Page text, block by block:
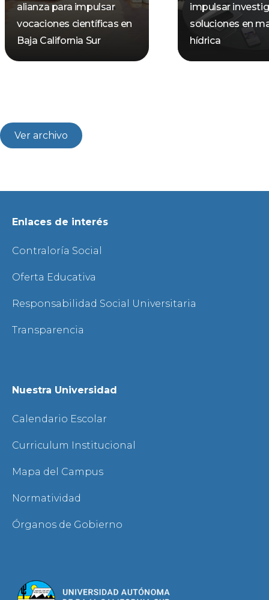
alianza para impulsar
vocaciones científicas en
Baja California Sur
impulsar
soluciones en
hídrica
Ver archivo
Enlaces de interés
Contraloría Social
Oferta Educativa
Responsabilidad Social Universitaria
Transparencia
Nuestra Universidad
Calendario Escolar
Curriculum Institucional
Mapa del Campus
Normatividad
Órganos de Gobierno